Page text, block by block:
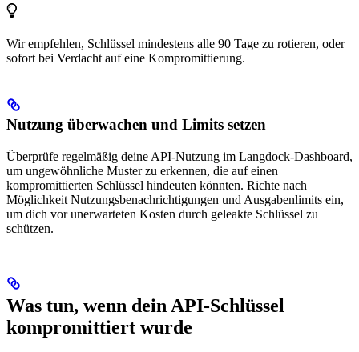
Wir empfehlen, Schlüssel mindestens alle 90 Tage zu rotieren, oder
sofort bei Verdacht auf eine Kompromittierung.
Nutzung überwachen und Limits setzen
Überprüfe regelmäßig deine API-Nutzung im Langdock-Dashboard,
um ungewöhnliche Muster zu erkennen, die auf einen
kompromittierten Schlüssel hindeuten könnten. Richte nach
Möglichkeit Nutzungsbenachrichtigungen und Ausgabenlimits ein,
um dich vor unerwarteten Kosten durch geleakte Schlüssel zu
schützen.
Was tun, wenn dein API-Schlüssel
kompromittiert wurde